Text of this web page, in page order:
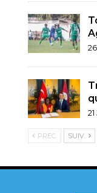
PRÉC. SUIV.